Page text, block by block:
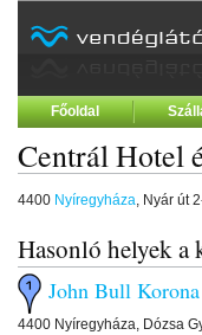
Főoldal
Centrál Hotel
4400 Nyíregyháza, Nyár út
Hasonló helyek a
John Bull
4400 Nyíregyháza, Dózsa